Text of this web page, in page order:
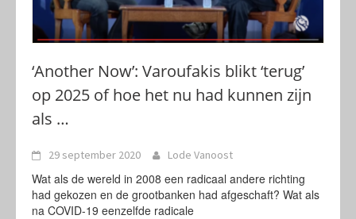
‘Another Now’: Varoufakis blikt ‘terug’
op 2025 of hoe het nu had kunnen zijn
als …
29 september 2020 Lode Vanoost
Wat als de wereld in 2008 een radicaal andere richting
had gekozen en de grootbanken had afgeschaft? Wat als
na COVID-19 eenzelfde radicale